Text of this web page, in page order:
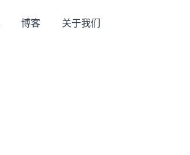
博客 关于我们